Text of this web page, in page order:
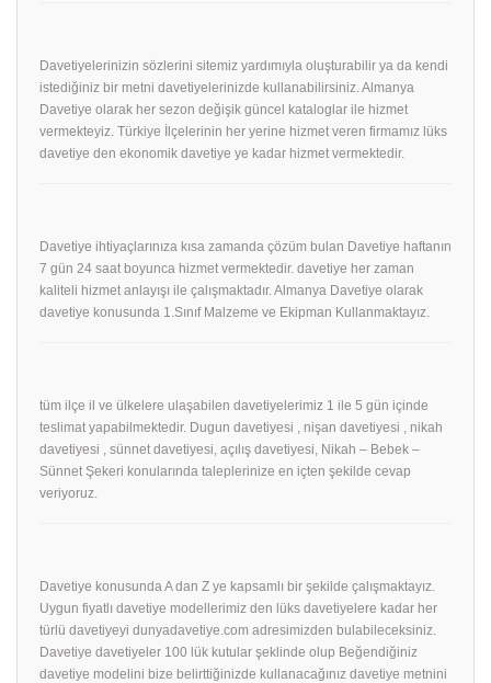
Davetiyelerinizin sözlerini sitemiz yardımıyla oluşturabilir ya da kendi
istediğiniz bir metni davetiyelerinizde kullanabilirsiniz. Almanya
Davetiye olarak her sezon değişik güncel kataloglar ile hizmet
vermekteyiz. Türkiye İlçelerinin her yerine hizmet veren firmamız lüks
davetiye den ekonomik davetiye ye kadar hizmet vermektedir.
Davetiye ihtiyaçlarınıza kısa zamanda çözüm bulan Davetiye haftanın
7 gün 24 saat boyunca hizmet vermektedir. davetiye her zaman
kaliteli hizmet anlayışı ile çalışmaktadır. Almanya Davetiye olarak
davetiye konusunda 1.Sınıf Malzeme ve Ekipman Kullanmaktayız.
tüm ilçe il ve ülkelere ulaşabilen davetiyelerimiz 1 ile 5 gün içinde
teslimat yapabilmektedir. Dugun davetiyesi , nişan davetiyesi , nikah
davetiyesi , sünnet davetiyesi, açılış davetiyesi, Nikah – Bebek –
Sünnet Şekeri konularında taleplerinize en içten şekilde cevap
veriyoruz.
Davetiye konusunda A dan Z ye kapsamlı bir şekilde çalışmaktayız.
Uygun fiyatlı davetiye modellerimiz den lüks davetiyelere kadar her
türlü davetiyeyi dunyadavetiye.com adresimizden bulabileceksiniz.
Davetiye davetiyeler 100 lük kutular şeklinde olup Beğendiğiniz
davetiye modelini bize belirttiğinizde kullanacağınız davetiye metnini